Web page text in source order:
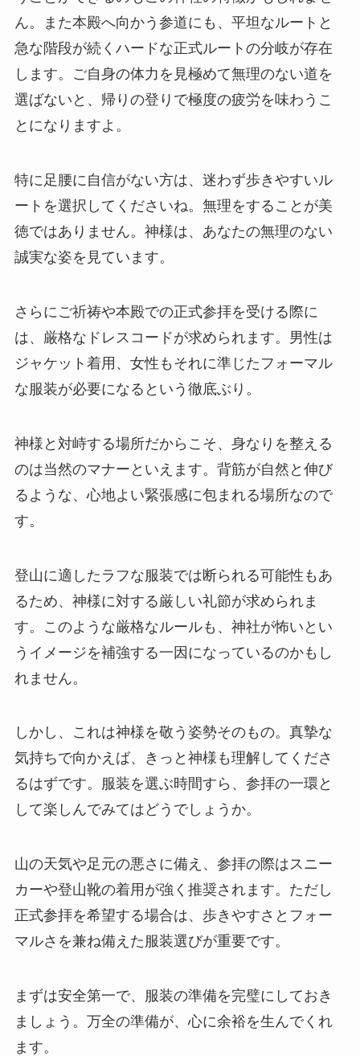
ん。また本殿へ向かう参道にも、平坦なルートと
急な階段が続くハードな正式ルートの分岐が存在
します。ご自身の体力を見極めて無理のない道を
選ばないと、帰りの登りで極度の疲労を味わうこ
とになりますよ。
特に足腰に自信がない方は、迷わず歩きやすいル
ートを選択してくださいね。無理をすることが美
徳ではありません。神様は、あなたの無理のない
誠実な姿を見ています。
さらにご祈祷や本殿での正式参拝を受ける際に
は、厳格なドレスコードが求められます。男性は
ジャケット着用、女性もそれに準じたフォーマル
な服装が必要になるという徹底ぶり。
神様と対峙する場所だからこそ、身なりを整える
のは当然のマナーといえます。背筋が自然と伸び
るような、心地よい緊張感に包まれる場所なので
す。
登山に適したラフな服装では断られる可能性もあ
るため、神様に対する厳しい礼節が求められま
す。このような厳格なルールも、神社が怖いとい
うイメージを補強する一因になっているのかもし
れません。
しかし、これは神様を敬う姿勢そのもの。真摯な
気持ちで向かえば、きっと神様も理解してくださ
るはずです。服装を選ぶ時間すら、参拝の一環と
して楽しんでみてはどうでしょうか。
山の天気や足元の悪さに備え、参拝の際はスニー
カーや登山靴の着用が強く推奨されます。ただし
正式参拝を希望する場合は、歩きやすさとフォー
マルさを兼ね備えた服装選びが重要です。
まずは安全第一で、服装の準備を完璧にしておき
ましょう。万全の準備が、心に余裕を生んでくれ
ます。